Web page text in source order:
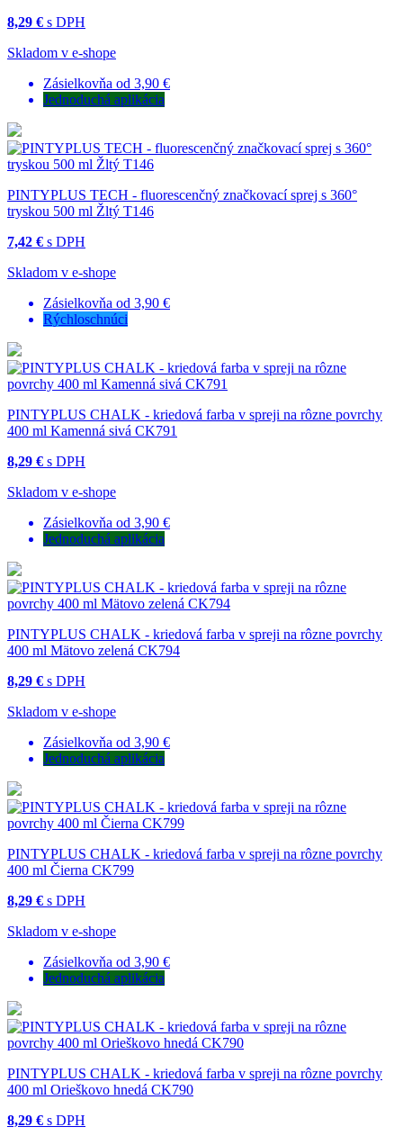
8,29 € s DPH
Skladom v e-shope
Zásielkovňa od 3,90 €
Jednoduchá aplikácia
PINTYPLUS TECH - fluorescenčný značkovací sprej s 360°
tryskou 500 ml Žltý T146
7,42 € s DPH
Skladom v e-shope
Zásielkovňa od 3,90 €
Rýchloschnúci
PINTYPLUS CHALK - kriedová farba v spreji na rôzne povrchy
400 ml Kamenná sivá CK791
8,29 € s DPH
Skladom v e-shope
Zásielkovňa od 3,90 €
Jednoduchá aplikácia
PINTYPLUS CHALK - kriedová farba v spreji na rôzne povrchy
400 ml Mätovo zelená CK794
8,29 € s DPH
Skladom v e-shope
Zásielkovňa od 3,90 €
Jednoduchá aplikácia
PINTYPLUS CHALK - kriedová farba v spreji na rôzne povrchy
400 ml Čierna CK799
8,29 € s DPH
Skladom v e-shope
Zásielkovňa od 3,90 €
Jednoduchá aplikácia
PINTYPLUS CHALK - kriedová farba v spreji na rôzne povrchy
400 ml Orieškovo hnedá CK790
8,29 € s DPH